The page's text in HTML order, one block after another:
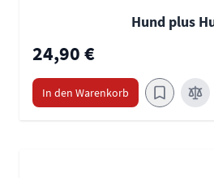
Hund plus
24,90 €
In den Warenkorb